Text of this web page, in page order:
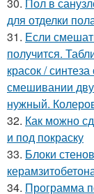
для отделки
31. Если
получится.
красок /
смешивании
нужный.
32. Как можно
и под покраску
33. Блоки
34. Программа